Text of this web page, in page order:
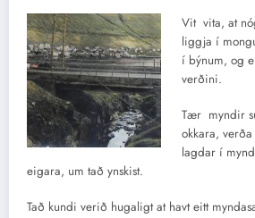
Vit vita, at
liggja í
í býnum, og
verðini.
Tær myndir
okkara,
lagdar í
eigara, um tað ynskist.
Tað kundi verið hugaligt at havt eitt